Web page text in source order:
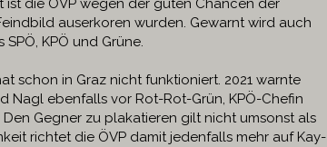
die ÖVP wegen der guten Chancen der
auserkoren wurden. Gewarnt wird auch
KPÖ und Grüne.
schon in Graz nicht funktioniert. 2021 warnte
Nagl ebenfalls vor Rot-Rot-Grün, KPÖ-Chefin
Den Gegner zu plakatieren gilt nicht umsonst als
richtet die ÖVP damit jedenfalls mehr auf Kay-